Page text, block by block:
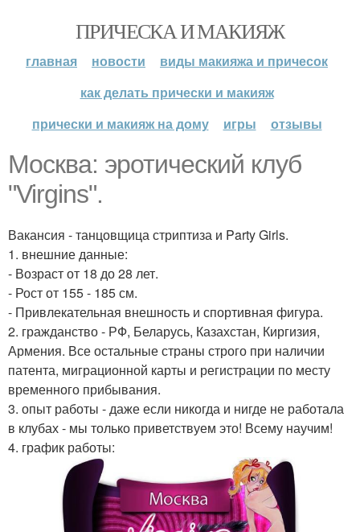
ПРИЧЕСКА И МАКИЯЖ
главная новости
виды макияжа и причесок
как делать прически и макияж
прически и макияж на дому
игры отзывы
Москва: эротический клуб
"Virgins".
Вакансия - танцовщица стриптиза и Party Girls.
1. внешние данные:
- Возраст от 18 до 28 лет.
- Рост от 155 - 185 см.
- Привлекательная внешность и спортивная фигура.
2. гражданство - РФ, Беларусь, Казахстан, Киргизия,
Армения. Все остальные страны строго при наличии
патента, миграционной карты и регистрации по месту
временного прибывания.
3. опыт работы - даже если никогда и нигде не работала
в клубах - мы только приветствуем это! Всему научим!
4. график работы: